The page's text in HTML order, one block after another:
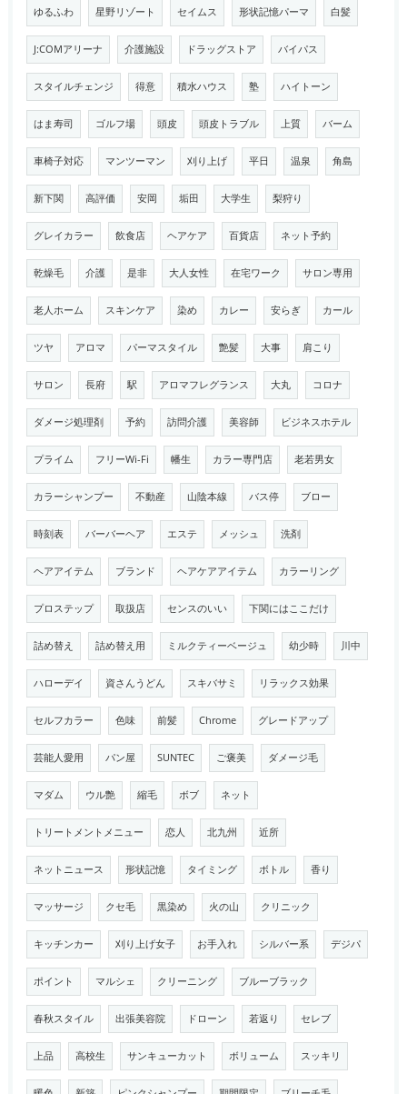
ゆるふわ 星野リゾート セイムス 形状記憶パーマ 白髪
J:COMアリーナ 介護施設 ドラッグストア バイパス
スタイルチェンジ 得意 積水ハウス 塾 ハイトーン
はま寿司 ゴルフ場 頭皮 頭皮トラブル 上質 バーム
車椅子対応 マンツーマン 刈り上げ 平日 温泉 角島
新下関 高評価 安岡 垢田 大学生 梨狩り
グレイカラー 飲食店 ヘアケア 百貨店 ネット予約
乾燥毛 介護 是非 大人女性 在宅ワーク サロン専用
老人ホーム スキンケア 染め カレー 安らぎ カール
ツヤ アロマ パーマスタイル 艶髪 大事 肩こり
サロン 長府 駅 アロマフレグランス 大丸 コロナ
ダメージ処理剤 予約 訪問介護 美容師 ビジネスホテル
プライム フリーWi-Fi 幡生 カラー専門店 老若男女
カラーシャンプー 不動産 山陰本線 バス停 ブロー
時刻表 バーバーヘア エステ メッシュ 洗剤
ヘアアイテム ブランド ヘアケアアイテム カラーリング
プロステップ 取扱店 センスのいい 下関にはここだけ
詰め替え 詰め替え用 ミルクティーベージュ 幼少時 川中
ハローデイ 資さんうどん スキバサミ リラックス効果
セルフカラー 色味 前髪 Chrome グレードアップ
芸能人愛用 パン屋 SUNTEC ご褒美 ダメージ毛
マダム ウル艶 縮毛 ボブ ネット
トリートメントメニュー 恋人 北九州 近所
ネットニュース 形状記憶 タイミング ボトル 香り
マッサージ クセ毛 黒染め 火の山 クリニック
キッチンカー 刈り上げ女子 お手入れ シルバー系 デジパ
ポイント マルシェ クリーニング ブルーブラック
春秋スタイル 出張美容院 ドローン 若返り セレブ
上品 高校生 サンキューカット ボリューム スッキリ